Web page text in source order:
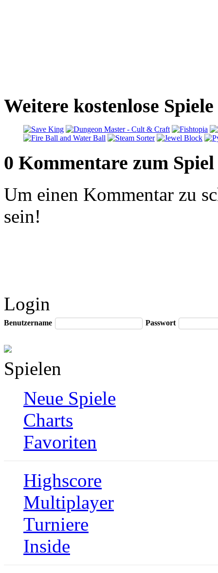
Weitere kostenlose
0 Kommentare zum Spiel
Um einen Kommentar zu
sein!
Login
Benutzername Passwort
Spielen
Neue Spiele
Charts
Favoriten
Highscore
Multiplayer
Turniere
Inside